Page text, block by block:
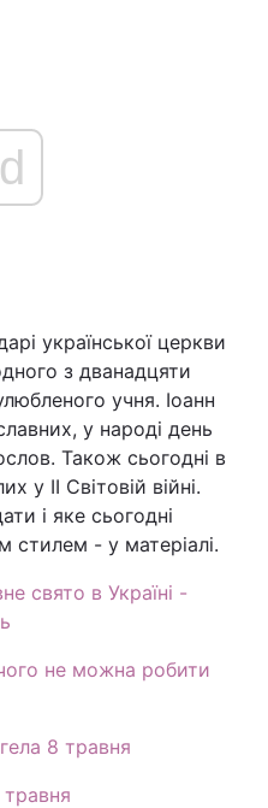
Війна
Політика
Світ
Наука
Туризм
української церкви
з дванадцяти
учня. Іоанн
у народі день
Також сьогодні в
у II Світовій війні.
і яке сьогодні
стилем - у матеріалі.
свято в Україні -
не можна робити
8 травня